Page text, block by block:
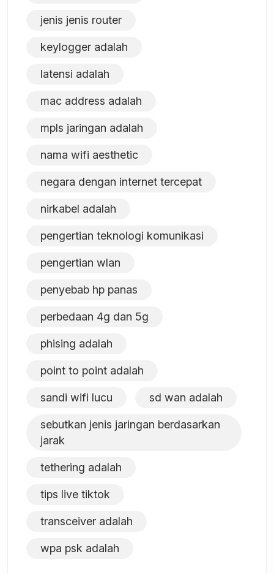
jenis jenis router
keylogger adalah
latensi adalah
mac address adalah
mpls jaringan adalah
nama wifi aesthetic
negara dengan internet tercepat
nirkabel adalah
pengertian teknologi komunikasi
pengertian wlan
penyebab hp panas
perbedaan 4g dan 5g
phising adalah
point to point adalah
sandi wifi lucu sd wan adalah
sebutkan jenis jaringan berdasarkan
jarak
tethering adalah
tips live tiktok
transceiver adalah
wpa psk adalah